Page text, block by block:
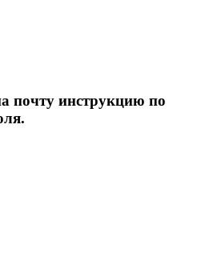
почту инструкцию по